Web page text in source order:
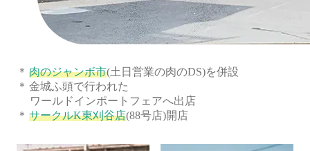
肉のジャンボ市(土日営業の肉のDS)を併設
金城ふ頭で行われた
ワールドインポートフェアへ出店
サークルK東刈谷店(88号店)開店